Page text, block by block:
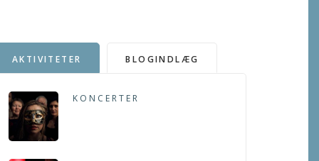
AKTIVITETER BLOGINDLÆG
KONCERTER